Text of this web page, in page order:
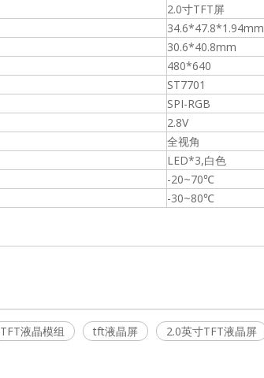
2.0寸TFT屏
34.6*47.8*1.94mm
30.6*40.8mm
480*640
ST7701
SPI-RGB
2.8V
全视角
LED*3,白色
-20~70℃
-30~80℃
TFT液晶模组 tft液晶屏 2.0英寸TFT液晶屏
1.77" TFT 屏